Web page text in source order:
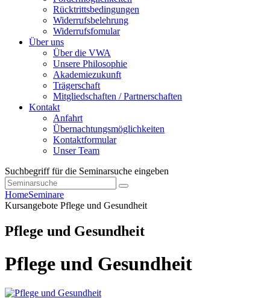
Rücktrittsbedingungen
Widerrufsbelehrung
Widerrufsfomular
Über uns
Über die VWA
Unsere Philosophie
Akademiezukunft
Trägerschaft
Mitgliedschaften / Partnerschaften
Kontakt
Anfahrt
Übernachtungsmöglichkeiten
Kontaktformular
Unser Team
Suchbegriff für die Seminarsuche eingeben
HomeSeminare
Kursangebote Pflege und Gesundheit
Pflege und Gesundheit
Pflege und Gesundheit